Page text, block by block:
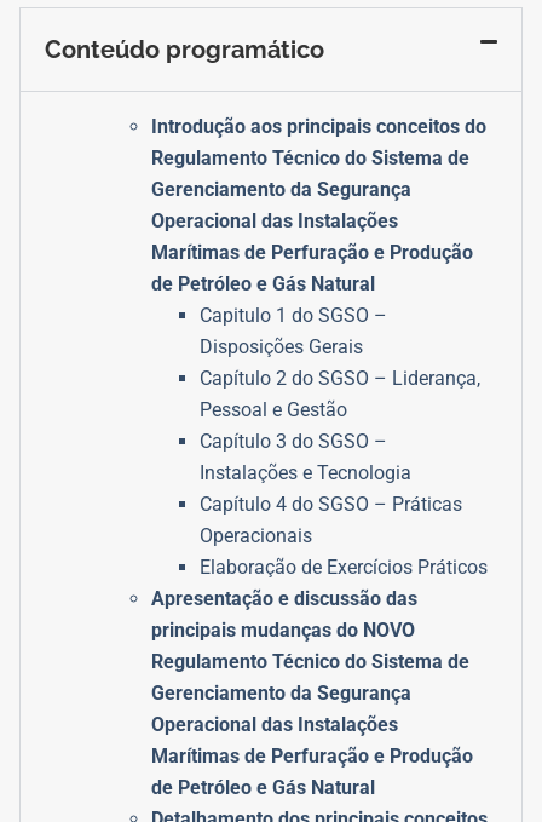
Conteúdo programático
Introdução aos principais conceitos do
Regulamento Técnico do Sistema de
Gerenciamento da Segurança
Operacional das Instalações
Marítimas de Perfuração e Produção
de Petróleo e Gás Natural
Capitulo 1 do SGSO –
Disposições Gerais
Capítulo 2 do SGSO – Liderança,
Pessoal e Gestão
Capítulo 3 do SGSO –
Instalações e Tecnologia
Capítulo 4 do SGSO – Práticas
Operacionais
Elaboração de Exercícios Práticos
Apresentação e discussão das
principais mudanças do NOVO
Regulamento Técnico do Sistema de
Gerenciamento da Segurança
Operacional das Instalações
Marítimas de Perfuração e Produção
de Petróleo e Gás Natural